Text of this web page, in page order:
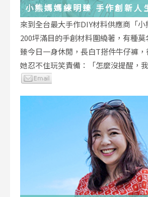
小熊媽媽練明臻 手作創新人
來到全台最大手作DIY材料供應商「
200坪滿目的手創材料圍繞著，有種
臻今日一身休閒，長白T搭件牛仔褲，
她忍不住玩笑責備：「怎麼沒提醒，我